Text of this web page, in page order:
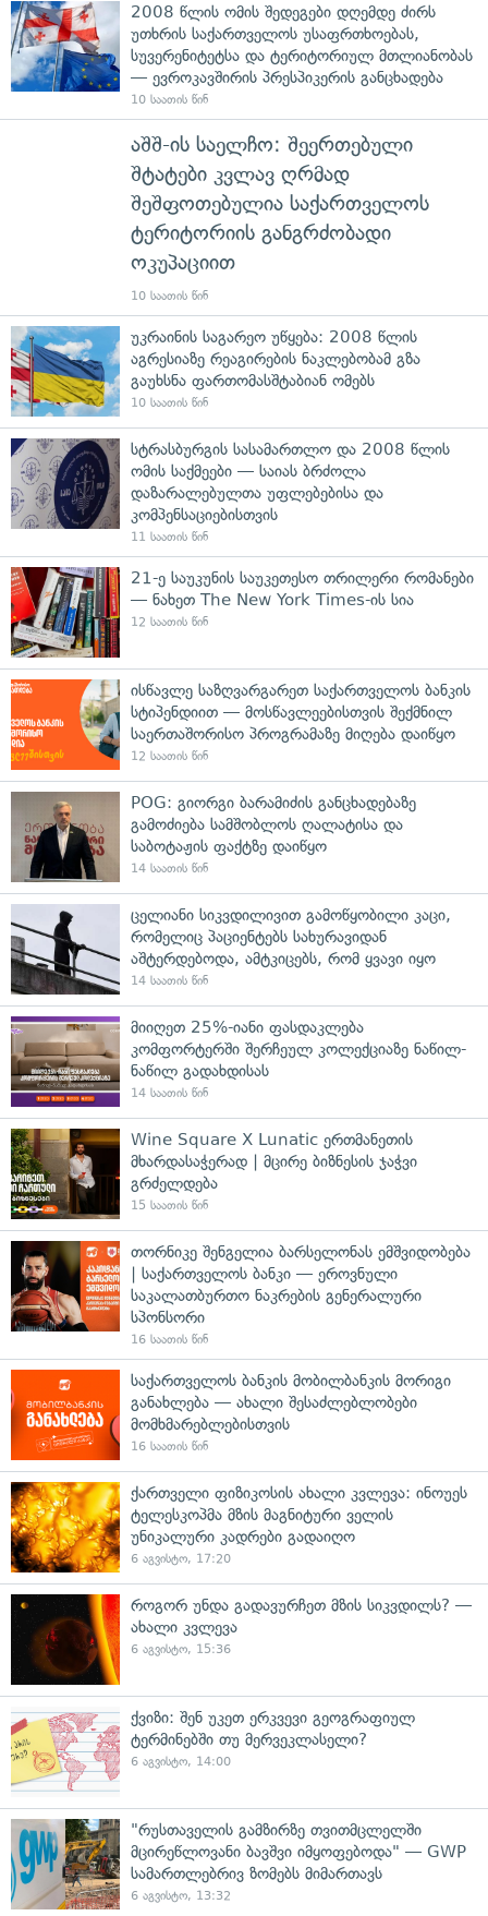
2008 წლის ომის შედეგები დღემდე ძირს
უთხრის საქართველოს უსაფრთხოებას,
სუვერენიტეტსა და ტერიტორიულ მთლიანობას
— ევროკავშირის პრესპიკერის განცხადება
10 საათის წინ
აშშ-ის საელჩო: შეერთებული
შტატები კვლავ ღრმად
შეშფოთებულია საქართველოს
ტერიტორიის განგრძობადი
ოკუპაციით
10 საათის წინ
უკრაინის საგარეო უწყება: 2008 წლის
აგრესიაზე რეაგირების ნაკლებობამ გზა
გაუხსნა ფართომასშტაბიან ომებს
10 საათის წინ
სტრასბურგის სასამართლო და 2008 წლის
ომის საქმეები — საიას ბრძოლა
დაზარალებულთა უფლებებისა და
კომპენსაციებისთვის
11 საათის წინ
21-ე საუკუნის საუკეთესო თრილერი რომანები
— ნახეთ The New York Times-ის სია
12 საათის წინ
ისწავლე საზღვარგარეთ საქართველოს ბანკის
სტიპენდიით — მოსწავლეებისთვის შექმნილ
საერთაშორისო პროგრამაზე მიღება დაიწყო
12 საათის წინ
POG: გიორგი ბარამიძის განცხადებაზე
გამოძიება სამშობლოს ღალატისა და
საბოტაჟის ფაქტზე დაიწყო
14 საათის წინ
ცელიანი სიკვდილივით გამოწყობილი კაცი,
რომელიც პაციენტებს სახურავიდან
აშტერდებოდა, ამტკიცებს, რომ ყვავი იყო
14 საათის წინ
მიიღეთ 25%-იანი ფასდაკლება
კომფორტერში შერჩეულ კოლექციაზე ნაწილ-
ნაწილ გადახდისას
14 საათის წინ
Wine Square X Lunatic ერთმანეთის
მხარდასაჭერად | მცირე ბიზნესის ჯაჭვი
გრძელდება
15 საათის წინ
თორნიკე შენგელია ბარსელონას ემშვიდობება
| საქართველოს ბანკი — ეროვნული
საკალათბურთო ნაკრების გენერალური
სპონსორი
16 საათის წინ
საქართველოს ბანკის მობილბანკის მორიგი
განახლება — ახალი შესაძლებლობები
მომხმარებლებისთვის
16 საათის წინ
ქართველი ფიზიკოსის ახალი კვლევა: ინოუეს
ტელესკოპმა მზის მაგნიტური ველის
უნიკალური კადრები გადაიღო
6 აგვისტო, 17:20
როგორ უნდა გადავურჩეთ მზის სიკვდილს? —
ახალი კვლევა
6 აგვისტო, 15:36
ქვიზი: შენ უკეთ ერკვევი გეოგრაფიულ
ტერმინებში თუ მერვეკლასელი?
6 აგვისტო, 14:00
"რუსთაველის გამზირზე თვითმცლელში
მცირეწლოვანი ბავშვი იმყოფებოდა" — GWP
სამართლებრივ ზომებს მიმართავს
6 აგვისტო, 13:32